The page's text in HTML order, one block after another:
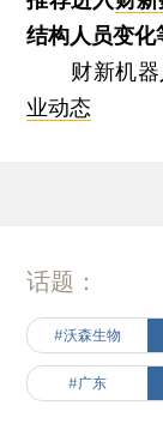
结构人员变化
财新机器
业动态
话题：
#沃森生物
#广东